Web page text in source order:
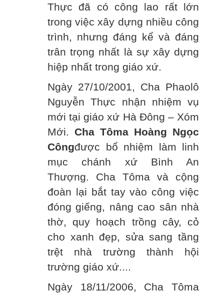
Thực đã có công lao rất lớn
trong việc xây dựng nhiều công
trình, nhưng đáng kể và đáng
trân trọng nhất là sự xây dựng
hiệp nhất trong giáo xứ.
Ngày 27/10/2001, Cha Phaolô
Nguyễn Thực nhận nhiệm vụ
mới tại giáo xứ Hà Đông – Xóm
Mới. Cha Tôma Hoàng Ngọc
Côngđược bổ nhiệm làm linh
mục chánh xứ Bình An
Thượng. Cha Tôma và cộng
đoàn lại bắt tay vào công việc
đóng giếng, nâng cao sân nhà
thờ, quy hoạch trồng cây, cỏ
cho xanh đẹp, sửa sang tầng
trệt nhà trường thành hội
trường giáo xứ....
Ngày 18/11/2006, Cha Tôma